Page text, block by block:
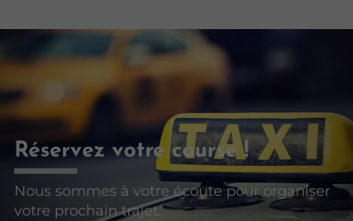
Réservez votre course !
Nous sommes à votre écoute pour organiser
votre prochain trajet.